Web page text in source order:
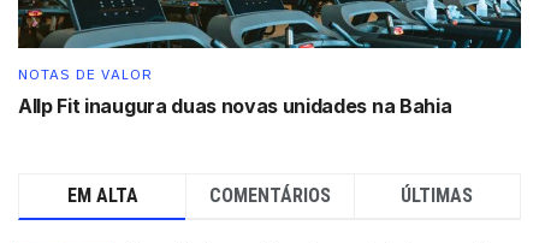
NOTAS DE VALOR
Allp Fit inaugura duas novas unidades na Bahia
EM ALTA COMENTÁRIOS ÚLTIMAS